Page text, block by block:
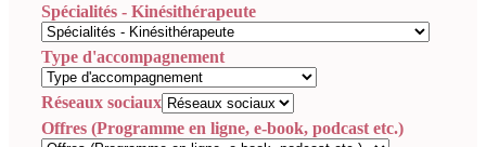
Spécialités - Kinésithérapeute
Type d'accompagnement
Réseaux sociaux
Offres (Programme en ligne, e-book, podcast etc.)